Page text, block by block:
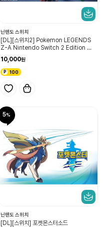
닌텐도 스위치
[DL][스위치2] Pokemon LEGENDS
Z-A Nintendo Switch 2 Edition 업
스위치2 에디션)
10,000
100
5
닌텐도 스위치
[DL][스위치] 포켓몬스터소드